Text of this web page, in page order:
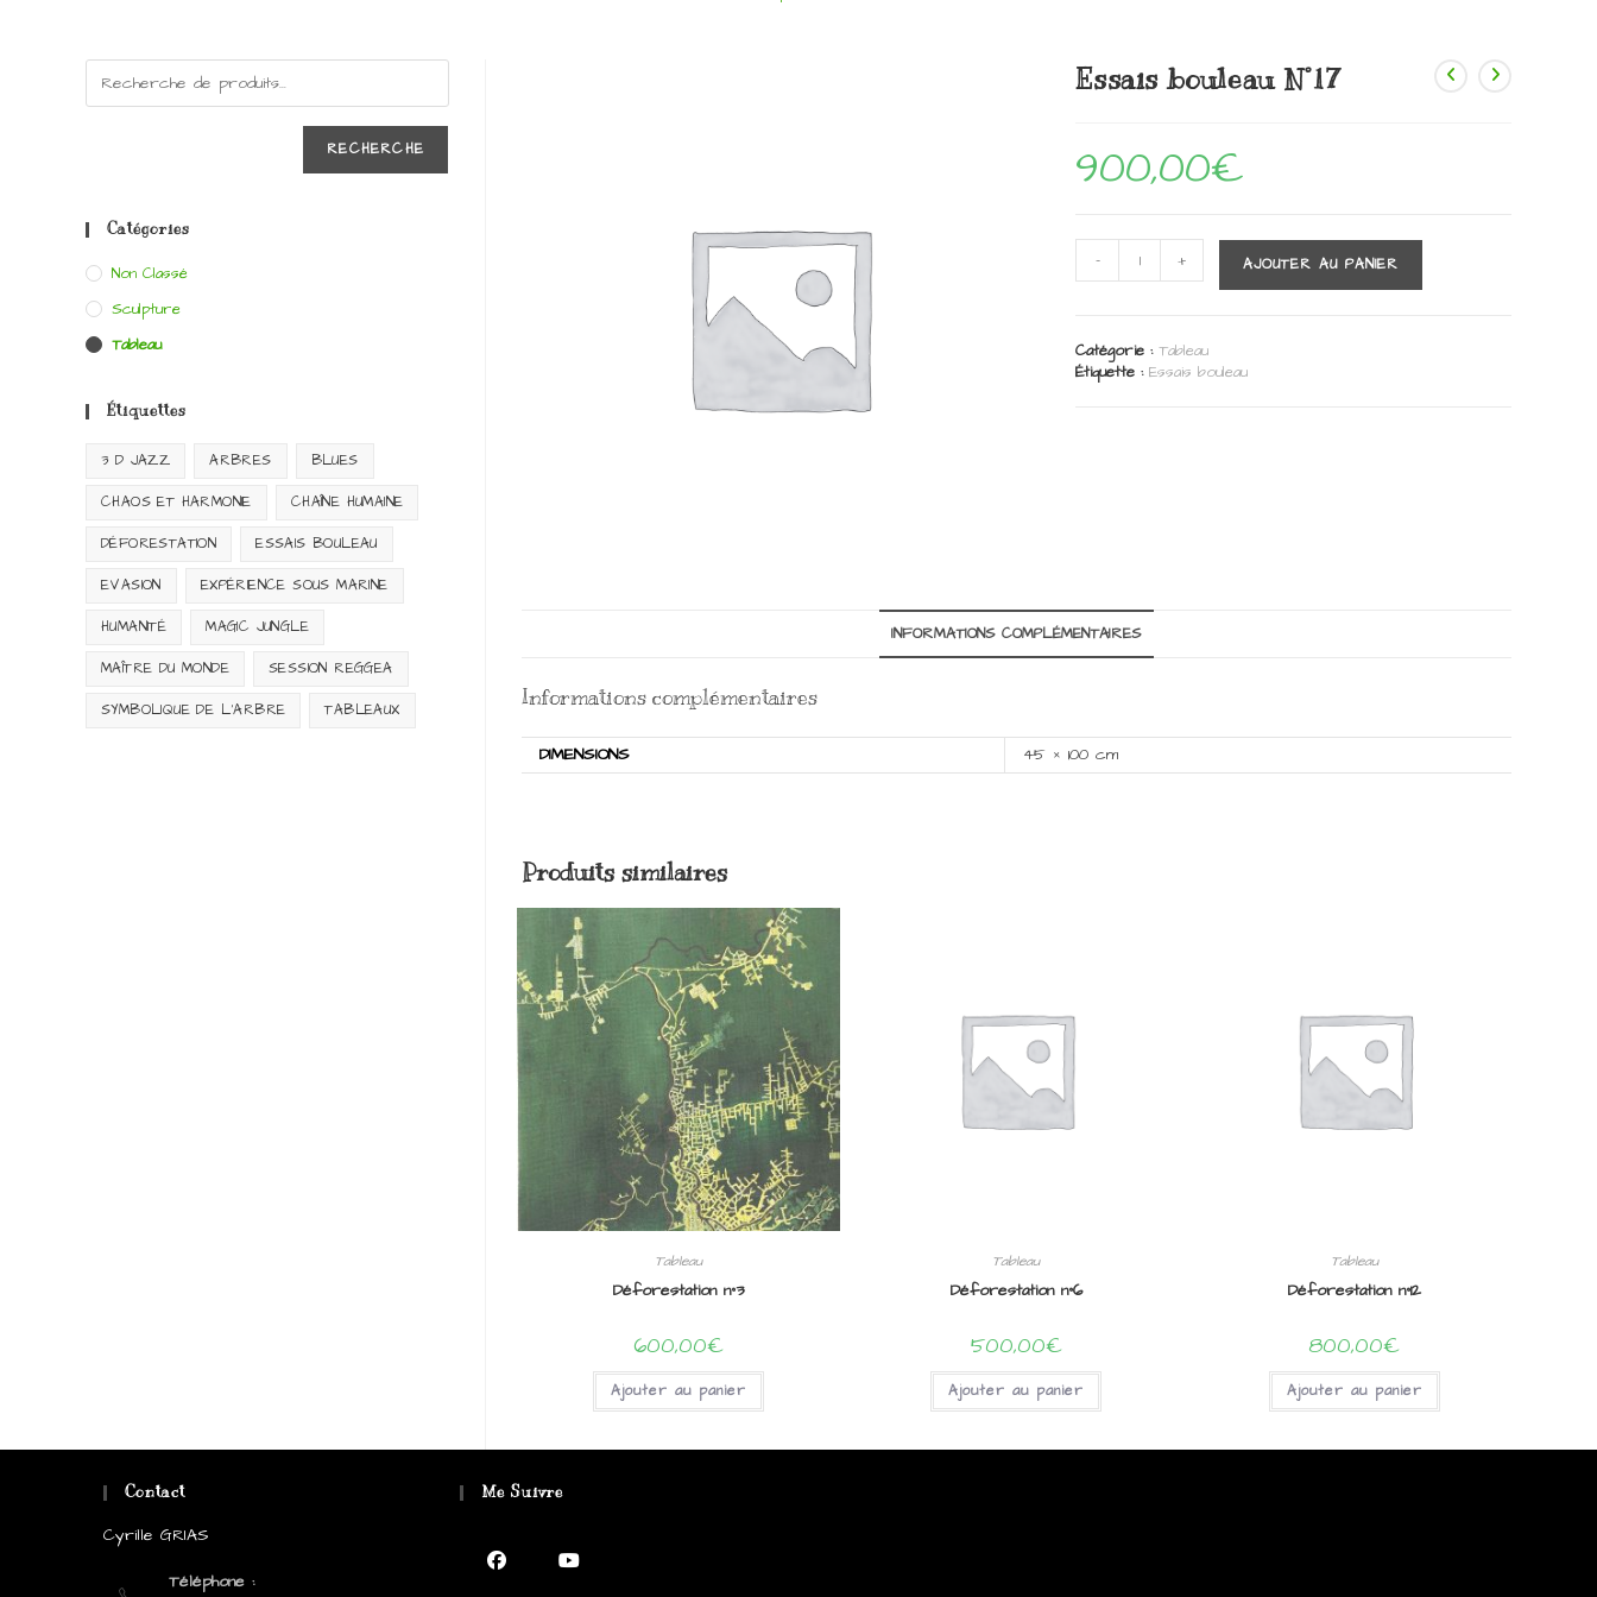
Essais bouleau N°17
900,00€
N°17
- + AJOUTER AU PANIER
Catégorie :Tableau
Étiquette :Essais bouleau
INFORMATIONS COMPLÉMENTAIRES
Informations complémentaires
DIMENSIONS 45 × 100 cm
Produits similaires
Tableau
Déforestation n°3
600,00€
Ajouter au panier
Tableau
Déforestation n°6
500,00€
Ajouter au panier
Tableau
Déforestation n°12
800,00€
Ajouter au panier
RECHERCHE
Catégories
Non Classé
Sculpture
Tableau
Étiquettes
3 D JAZZ ARBRES BLUES
CHAOS ET HARMONIE CHAÎNE HUMAINE
DÉFORESTATION ESSAIS BOULEAU
EVASION EXPÉRIENCE SOUS MARINE
HUMANITÉ MAGIC JUNGLE
MAÎTRE DU MONDE SESSION REGGEA
SYMBOLIQUE DE L'ARBRE TABLEAUX
Contact
Cyrille GRIAS
Téléphone :
Me Suivre